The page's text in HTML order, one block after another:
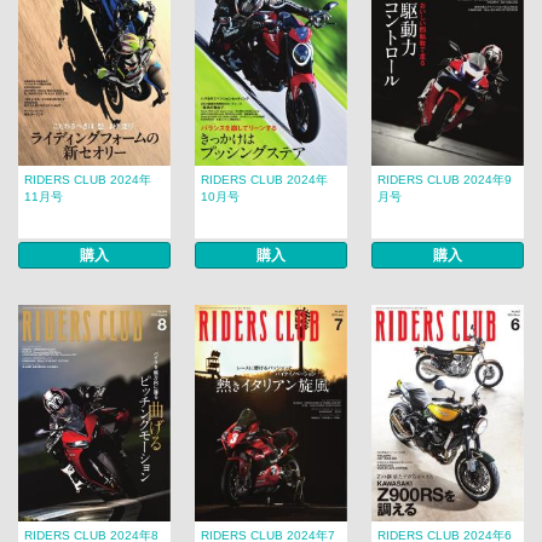
RIDERS CLUB 2024年
11月号
購入
RIDERS CLUB 2024年
10月号
購入
RIDERS CLUB 2024年9
月号
購入
RIDERS CLUB 2024年8
RIDERS CLUB 2024年7
RIDERS CLUB 2024年6